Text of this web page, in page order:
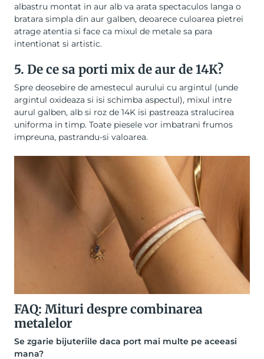
albastru montat in aur alb va arata spectaculos langa o
bratara simpla din aur galben, deoarece culoarea pietrei
atrage atentia si face ca mixul de metale sa para
intentionat si artistic.
5. De ce sa porti mix de aur de 14K?
Spre deosebire de amestecul aurului cu argintul (unde
argintul oxideaza si isi schimba aspectul), mixul intre
aurul galben, alb si roz de 14K isi pastreaza stralucirea
uniforma in timp. Toate piesele vor imbatrani frumos
impreuna, pastrandu-si valoarea.
FAQ: Mituri despre combinarea
metalelor
Se zgarie bijuteriile daca port mai multe pe aceeasi
mana?